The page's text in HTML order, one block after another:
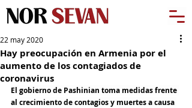
Hay preocupación en Armenia por el
aumento de los contagiados de
coronavirus
22 may 2020
El gobierno de Pashinian toma medidas frente
al crecimiento de contagios y muertes a causa